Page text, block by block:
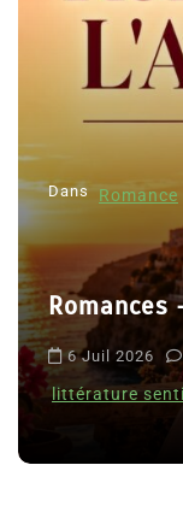
Dans Romance
Romances
6 Juil 2026
littérature